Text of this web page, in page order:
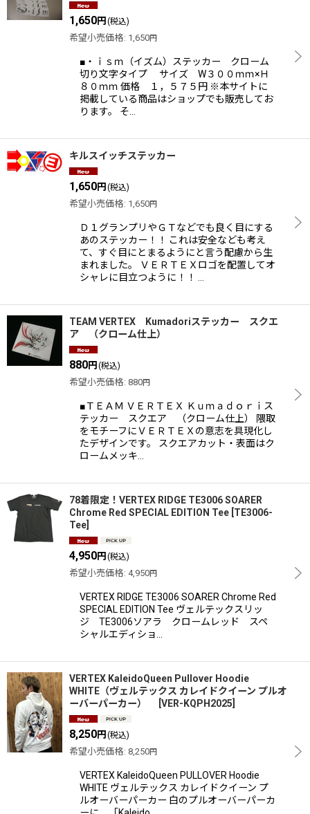
1,650円 (税込)
希望小売価格: 1,650円
■・ｉｓｍ（イズム）ステッカー クローム
切り文字タイプ サイズ W３００ｍｍ×Ｈ
８０ｍｍ 価格 １，５７５円 ※本サイトに
掲載している商品はショップでも販売してお
ります。 そ…
キルスイッチステッカー
1,650円 (税込)
希望小売価格: 1,650円
Ｄ１グランプリやＧＴなどでも良く目にする
あのステッカー！！ これは安全なども考え
て、すぐ目にとまるようにと言う配慮から生
まれました。 ＶＥＲＴＥＸロゴを配置してオ
シャレに目立つように！！ …
TEAM VERTEX Kumadoriステッカー スクエ
ア （クローム仕上）
880円 (税込)
希望小売価格: 880円
■ＴＥＡＭ ＶＥＲＴＥＸ Ｋｕｍａｄｏｒｉス
テッカー スクエア （クローム仕上） 隈取
をモチーフにＶＥＲＴＥＸの意志を具現化し
たデザインです。 スクエアカット・表面はク
ロームメッキ…
78着限定！VERTEX RIDGE TE3006 SOARER
Chrome Red SPECIAL EDITION Tee TE3006-
Tee
4,950円 (税込)
希望小売価格: 4,950円
VERTEX RIDGE TE3006 SOARER Chrome Red
SPECIAL EDITION Tee ヴェルテックスリッ
ジ TE3006ソアラ クロームレッド スペ
シャルエディショ…
VERTEX KaleidoQueen Pullover Hoodie
WHITE（ヴェルテックス カレイドクイーン プルオ
ーバーパーカー）
VER-KQPH2025
8,250円 (税込)
希望小売価格: 8,250円
VERTEX KaleidoQueen PULLOVER Hoodie
WHITE ヴェルテックス カレイドクイーン プ
ルオーバーパーカー 白のプルオーバーパーカ